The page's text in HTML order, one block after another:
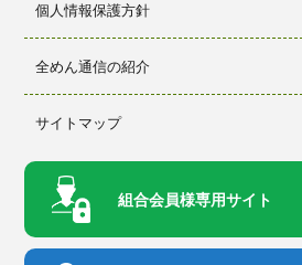
個人情報保護方針
全めん通信の紹介
サイトマップ
組合会員様専用サイト